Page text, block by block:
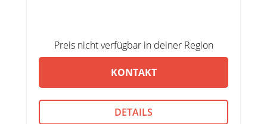
Preis nicht verfügbar in deiner Region
KONTAKT
DETAILS